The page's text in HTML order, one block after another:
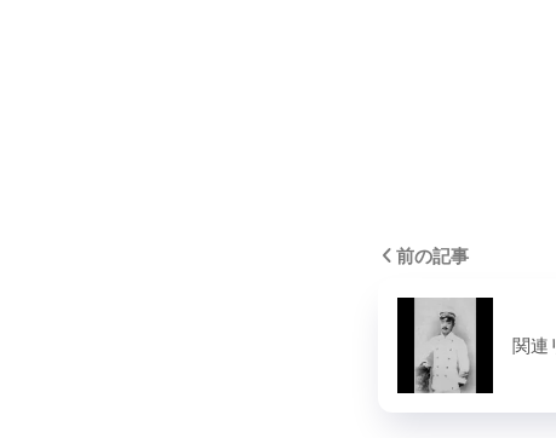
前の記事
関連